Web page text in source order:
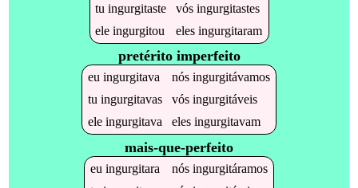
tuingurgitaste vósingurgitastes
eleingurgitou elesingurgitaram
pretérito imperfeito
eu ingurgitava nós ingurgitávamos
tu ingurgitavas vós ingurgitáveis
ele ingurgitava eles ingurgitavam
mais-que-perfeito
eu ingurgitara nós ingurgitáramos